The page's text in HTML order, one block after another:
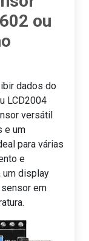
ou
dados do
LCD2004
versátil
e um
para várias
e
um display
em